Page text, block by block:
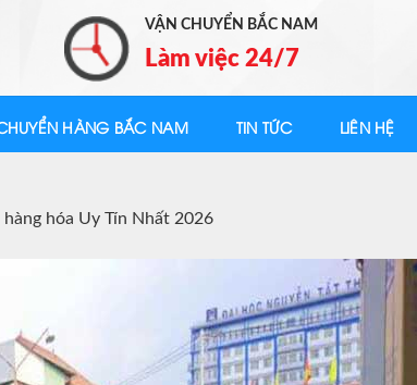
VẬN CHUYỂN BẮC NAM
Làm việc 24/7
HÀNG BẮC NAM TIN TỨC LIÊN HỆ
hóa Uy Tín Nhất 2026